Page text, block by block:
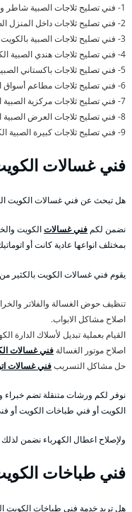
1- فني تصليح ثلاجات الصبية شاطر ورخيص
2- فني تصليح ثلاجات داخل المنزل الصبية بالكويت
3- فني تصليح ثلاجات الصبية بالكويت
4- فني تصليح ثلاجات هندي الصبية الكويت
5- فني تصليح ثلاجات باكستاني الصبية الكويت
6- فني تصليح ثلاجات مطاعم أسواق الصبية
7- فني تصليح ثلاجات مركزية الصبية الكويت
8- فني تصليح ثلاجات العرض الصبية الكويت
9- فني تصليح ثلاجات كبيرة الصبية الكويت
فني غسالات
هل تبحث عن فني غسالات الكويت
نضمن لكمفني غسالاتالكويت
بمختلف انواعها عادية كانت أو
يقوم فني غسالات الكويت بالكثير
تنظيف حوض الغسالة والفلاتر
اصلاح مشاكل الابواب.
القيام بعملية تبديل لأسلاك الدارة
اصلاح موتور الغسالة فني غسالات
حل مشاكل التسريبفني غسالات
نوفر لكم ورشات متنقلة تضم
الكويت أو فني طباخات الكويت أو
ولإصلاح اعطال الكهرباء نضمن لذلك
فني طباخات
هل تريد خدمة فني طباخات الكويت